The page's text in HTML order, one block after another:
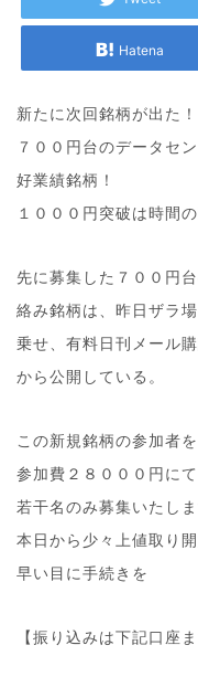
Hatena
新たに次回銘柄が出た！
７００円台のデータセ
好業績銘柄！
１０００円突破は時間
先に募集した７００円
絡み銘柄は、昨日ザラ
乗せ、有料日刊メール
から公開している。
この新規銘柄の参加者を
参加費２８０００円にて
若干名のみ募集いたしま
本日から少々上値取り開
早い目に手続きを
【振り込みは下記口座ま